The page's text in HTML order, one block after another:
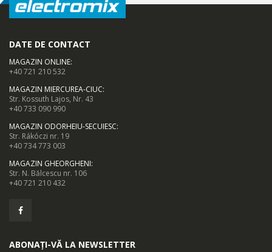
Geam cuptor triplu detasabil pentru curatare usoara
Stropii si murdaria din colturile greu accesibile sunt acum usor
de eliminat. Usa aragazului este dotata cu un geam detasabil
care permite curatarea completa si mai rapida a acestuia.
Sticla neagra
Dimensiuni produs
DATE DE CONTACT
MAGAZIN ONLINE:
+40 721 210 532
MAGAZIN MIERCUREA-CIUC:
Str. Kossuth Lajos, Nr. 43
+40 733 090 990
MAGAZIN ODORHEIU-SECUIESC:
Str. Rákóczi nr. 19
+40 734 773 003
MAGAZIN GHEORGHENI:
Str. N. Bălcescu nr. 106
+40 721 210 432
ABONAȚI-VĂ LA NEWSLETTER